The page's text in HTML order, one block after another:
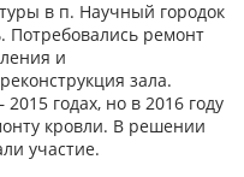
в п. Научный городок
Потребовались ремонт
и
зала.
годах, но в 2016 году
кровли. В решении
участие.